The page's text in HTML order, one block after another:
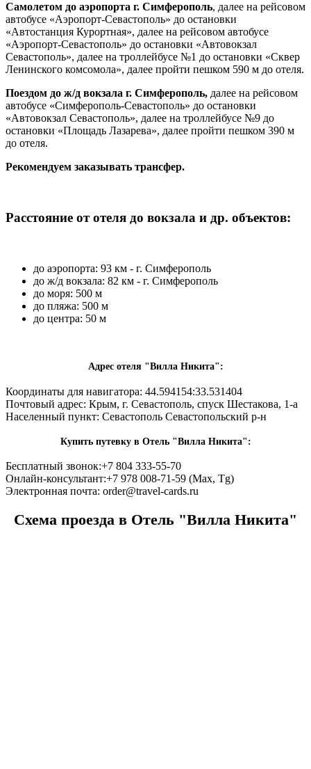
Самолетом до аэропорта г. Симферополь, далее на рейсовом
автобусе «Аэропорт-Севастополь» до остановки
«Автостанция Курортная», далее на рейсовом автобусе
«Аэропорт-Севастополь» до остановки «Автовокзал
Севастополь», далее на троллейбусе №1 до остановки «Сквер
Ленинского комсомола», далее пройти пешком 590 м до отеля.
Поездом до ж/д вокзала г. Симферополь, далее на рейсовом
автобусе «Симферополь-Севастополь» до остановки
«Автовокзал Севастополь», далее на троллейбусе №9 до
остановки «Площадь Лазарева», далее пройти пешком 390 м
до отеля.
Рекомендуем заказывать трансфер.
Расстояние от отеля до вокзала и др. объектов:
до аэропорта: 93 км - г. Симферополь
до ж/д вокзала: 82 км - г. Симферополь
до моря: 500 м
до пляжа: 500 м
до центра: 50 м
Адрес отеля "Вилла Никита":
Координаты для навигатора: 44.594154:33.531404
Почтовый адрес: Крым, г. Севастополь, спуск Шестакова, 1-а
Населенный пункт: Севастополь Севастопольский р-н
Купить путевку в Отель "Вилла Никита":
Бесплатный звонок:+7 804 333-55-70
Онлайн-консультант:+7 978 008-71-59 (Max, Tg)
Электронная почта: order@travel-cards.ru
Схема проезда в Отель "Вилла Никита"